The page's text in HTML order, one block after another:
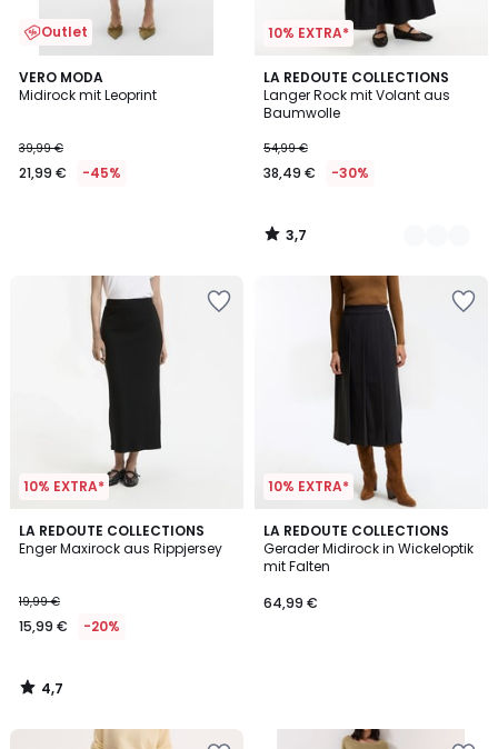
Outlet
VERO MODA
Midirock mit Leoprint
39,99 €
21,99 € -45%
10% EXTRA*
LA REDOUTE COLLECTIONS
Langer Rock mit Volant aus
Baumwolle
54,99 €
38,49 € -30%
3,7
/ 5
2
Farben
3,7
/
10% EXTRA*
LA REDOUTE COLLECTIONS
Enger Maxirock aus Rippjersey
19,99 €
15,99 € -20%
4,7
/ 5
4,7
/
10% EXTRA*
LA REDOUTE COLLECTIONS
Gerader Midirock in Wickeloptik
mit Falten
64,99 €